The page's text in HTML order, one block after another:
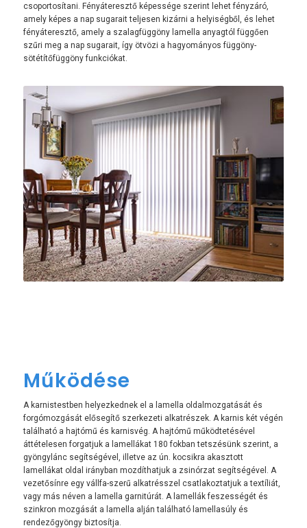
csoportosítani. Fényáteresztő képessége szerint lehet fényzáró,
amely képes a nap sugarait teljesen kizárni a helyiségből, és lehet
fényáteresztő, amely a szalagfüggöny lamella anyagtól függően
szűri meg a nap sugarait, így ötvözi a hagyományos függöny-
sötétítőfüggöny funkciókat.
Működése
A karnistestben helyezkednek el a lamella oldalmozgatását és
forgómozgását elősegítő szerkezeti alkatrészek. A karnis két végén
található a hajtómű és karnisvég. A hajtómű működtetésével
áttételesen forgatjuk a lamellákat 180 fokban tetszésünk szerint, a
gyöngylánc segítségével, illetve az ún. kocsikra akasztott
lamellákat oldal irányban mozdíthatjuk a zsinórzat segítségével. A
vezetősínre egy vállfa-szerű alkatrésszel csatlakoztatjuk a textíliát,
vagy más néven a lamella garnitúrát. A lamellák feszességét és
szinkron mozgását a lamella alján található lamellasúly és
rendezőgyöngy biztosítja.